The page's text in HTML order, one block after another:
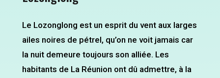
Le Lozonglong est un esprit du vent aux larges
ailes noires de pétrel, qu’on ne voit jamais car
la nuit demeure toujours son alliée. Les
habitants de La Réunion ont dû admettre, à la